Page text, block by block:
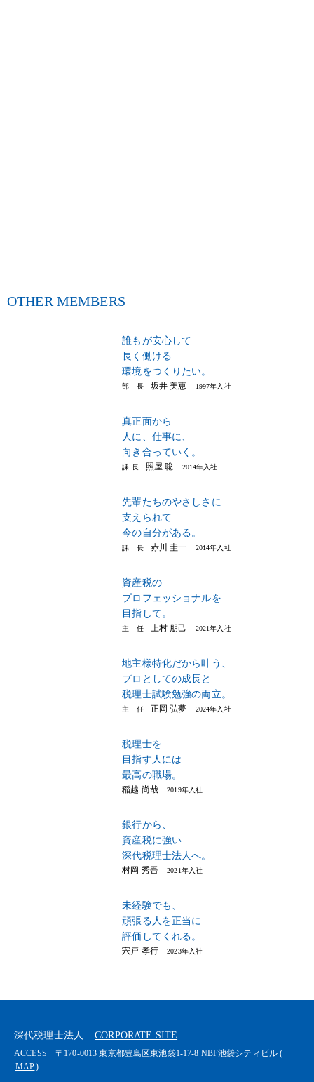
OTHER MEMBERS
誰もが安心して
長く働ける
環境をつくりたい。
部 長 坂井 美恵 1997年入社
真正面から
人に、仕事に、
向き合っていく。
課 ⻑ 照屋 聡 2014年入社
先輩たちのやさしさに
支えられて
今の自分がある。
課 長 赤川 圭一 2014年入社
資産税の
プロフェッショナルを
目指して。
主 任 上村 朋己 2021年入社
地主様特化だから叶う、
プロとしての成長と
税理士試験勉強の両立。
主 任 正岡 弘夢 2024年入社
税理士を
目指す人には
最高の職場。
稲越 尚哉2019年入社
銀行から、
資産税に強い
深代税理士法人へ。
村岡 秀吾2021年入社
未経験でも、
頑張る人を正当に
評価してくれる。
宍戸 孝行2023年入社
深代税理士法人 CORPORATE SITE
ACCESS 〒170-0013 東京都豊島区東池袋1-17-8 NBF池袋シティビル (
MAP)